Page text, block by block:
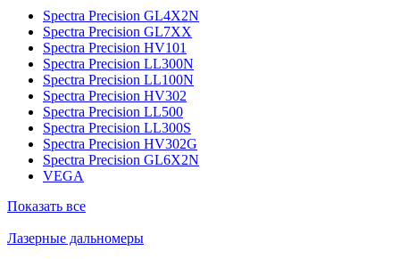
Spectra Precision GL4X2N
Spectra Precision GL7XX
Spectra Precision HV101
Spectra Precision LL300N
Spectra Precision LL100N
Spectra Precision HV302
Spectra Precision LL500
Spectra Precision LL300S
Spectra Precision HV302G
Spectra Precision GL6X2N
VEGA
Показать все
Лазерные дальномеры